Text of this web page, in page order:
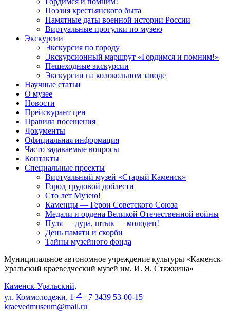
Поэзия крестьянского быта
Памятные даты военной истории России
Виртуальные прогулки по музею
Экскурсии
Экскурсия по городу
Экскурсионный маршрут «Гордимся и помним!»
Пешеходные экскурсии
Экскурсии на колокольном заводе
Научные статьи
О музее
Новости
Прейскурант цен
Правила посещения
Документы
Официальная информация
Часто задаваемые вопросы
Контакты
Специальные проекты
Виртуальный музей «Старый Каменск»
Город трудовой доблести
Сто лет Музею!
Каменцы — Герои Советского Союза
Медали и ордена Великой Отечественной войны
Пуля — дура, штык — молодец!
День памяти и скорби
Тайны музейного фонда
Муниципальное автономное учреждение культуры «Каменск-
Уральский краеведческий музей им. И. Я. Стяжкина»
Каменск-Уральский,
ул. Коммолодежи, 1 ↗️ +7 3439 53-00-15
kraevedmuseum@mail.ru